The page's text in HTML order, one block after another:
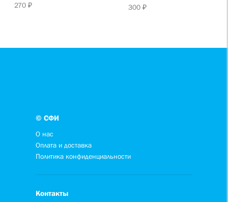
270 ₽ 300 ₽
© СФИ
О нас
Оплата и доставка
Политика конфиденциальности
Контакты